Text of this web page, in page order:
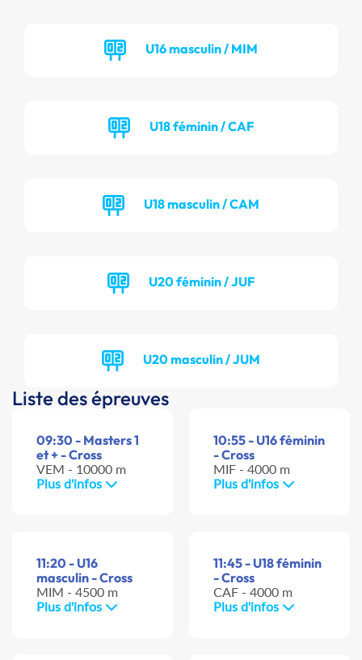
U16 masculin / MIM
U18 féminin / CAF
U18 masculin / CAM
U20 féminin / JUF
U20 masculin / JUM
Liste des épreuves
09:30 - Masters 1
et + - Cross
VEM - 10000 m
Plus d'infos
10:55 - U16 féminin
- Cross
MIF - 4000 m
Plus d'infos
11:20 - U16
masculin - Cross
MIM - 4500 m
Plus d'infos
11:45 - U18 féminin
- Cross
CAF - 4000 m
Plus d'infos